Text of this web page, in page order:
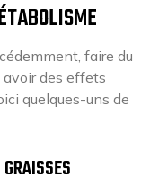
faire du
des effets
quelques-uns de